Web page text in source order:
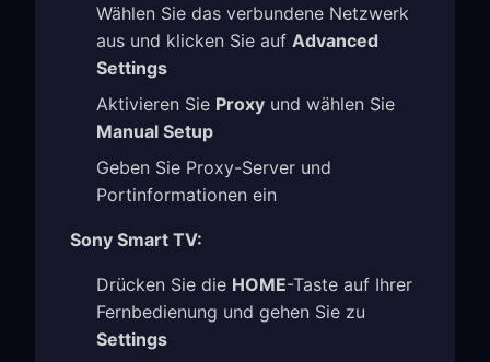
Wählen Sie das verbundene Netzwerk
aus und klicken Sie auf Advanced
Settings
Aktivieren Sie Proxy und wählen Sie
Manual Setup
Geben Sie Proxy-Server und
Portinformationen ein
Sony Smart TV:
Drücken Sie die HOME-Taste auf Ihrer
Fernbedienung und gehen Sie zu
Settings